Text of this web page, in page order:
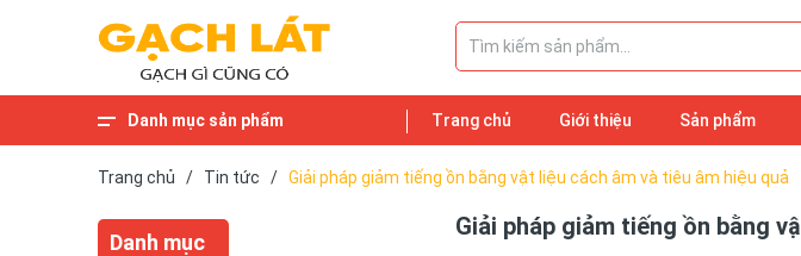
Danh mục sản phẩm Trang chủ Giới thiệu Sản phẩm
Trang chủ / Tin tức / Giải pháp giảm tiếng ồn bằng vật liệu cách âm và tiêu âm hiệu quả
Danh mục
Giải pháp giảm tiếng ồn bằng